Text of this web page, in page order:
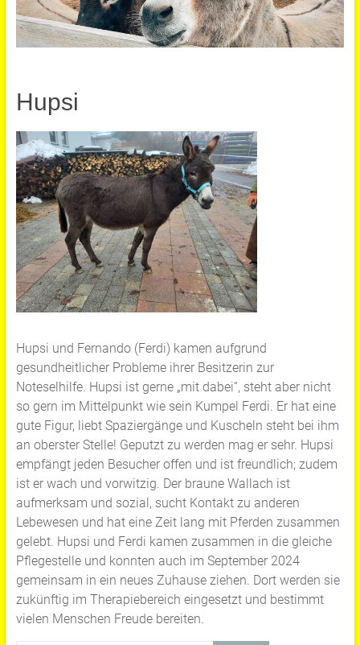
Hupsi
Hupsi und Fernando (Ferdi) kamen aufgrund
gesundheitlicher Probleme ihrer Besitzerin zur
Noteselhilfe. Hupsi ist gerne „mit dabei“, steht aber nicht
so gern im Mittelpunkt wie sein Kumpel Ferdi. Er hat eine
gute Figur, liebt Spaziergänge und Kuscheln steht bei ihm
an oberster Stelle! Geputzt zu werden mag er sehr. Hupsi
empfängt jeden Besucher offen und ist freundlich; zudem
ist er wach und vorwitzig. Der braune Wallach ist
aufmerksam und sozial, sucht Kontakt zu anderen
Lebewesen und hat eine Zeit lang mit Pferden zusammen
gelebt. Hupsi und Ferdi kamen zusammen in die gleiche
Pflegestelle und konnten auch im September 2024
gemeinsam in ein neues Zuhause ziehen. Dort werden sie
zukünftig im Therapiebereich eingesetzt und bestimmt
vielen Menschen Freude bereiten.